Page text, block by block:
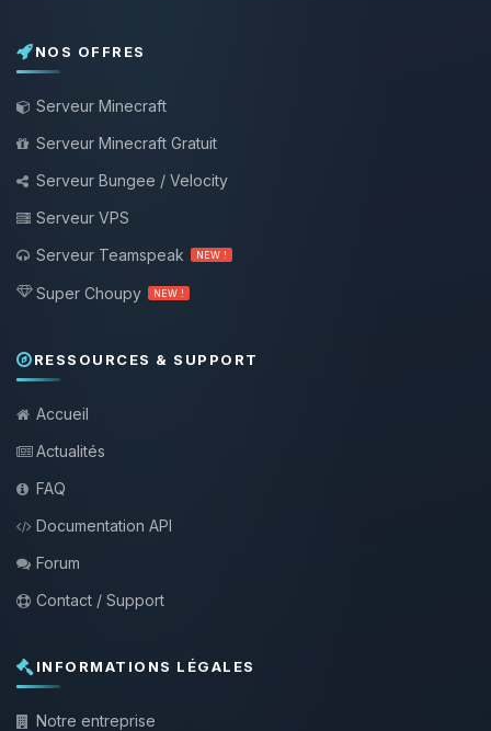
NOS OFFRES
Serveur Minecraft
Serveur Minecraft Gratuit
Serveur Bungee / Velocity
Serveur VPS
Serveur Teamspeak
NEW !
Super Choupy NEW !
RESSOURCES & SUPPORT
Accueil
Actualités
FAQ
Documentation API
Forum
Contact / Support
INFORMATIONS LÉGALES
Notre entreprise